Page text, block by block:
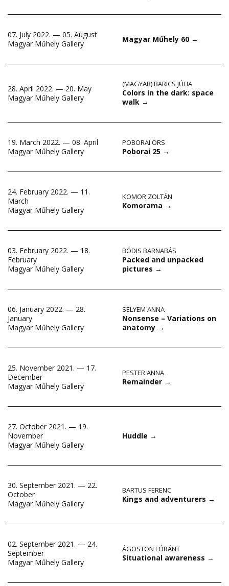
07. July 2022. — 05. August
Magyar Műhely Gallery
Magyar Műhely 60 →
28. April 2022. — 20. May
Magyar Műhely Gallery
(MAGYAR) BARICS JÚLIA
Colors in the dark: space
walk →
19. March 2022. — 08. April
Magyar Műhely Gallery
POBORAI ÖRS
Poborai 25 →
24. February 2022. — 11.
March
Magyar Műhely Gallery
KOMOR ZOLTÁN
Komorama →
03. February 2022. — 18.
February
Magyar Műhely Gallery
BÓDIS BARNABÁS
Packed and unpacked
pictures →
06. January 2022. — 28.
January
Magyar Műhely Gallery
SELYEM ANNA
Nonsense – Variations on
anatomy →
25. November 2021. — 17.
December
Magyar Műhely Gallery
PESTER ANNA
Remainder →
27. October 2021. — 19.
November
Magyar Műhely Gallery
Huddle →
30. September 2021. — 22.
October
Magyar Műhely Gallery
BARTUS FERENC
Kings and adventurers →
02. September 2021. — 24.
September
Magyar Műhely Gallery
ÁGOSTON LÓRÁNT
Situational awareness →